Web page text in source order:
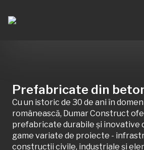
Prefabricate din
Cu un istoric de 30 de ani în
românească, Dumar Construct
prefabricate durabile și inovative
game variate de proiecte -
construcții civile, industriale și